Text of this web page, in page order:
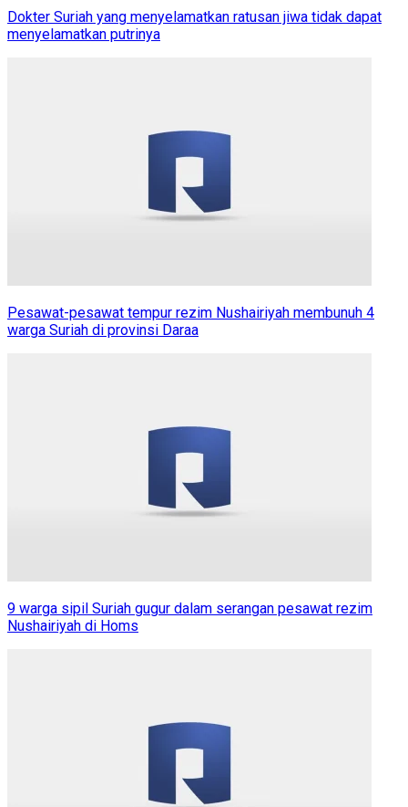
Dokter Suriah yang menyelamatkan ratusan jiwa tidak dapat
menyelamatkan putrinya
Pesawat-pesawat tempur rezim Nushairiyah membunuh 4
warga Suriah di provinsi Daraa
9 warga sipil Suriah gugur dalam serangan pesawat rezim
Nushairiyah di Homs